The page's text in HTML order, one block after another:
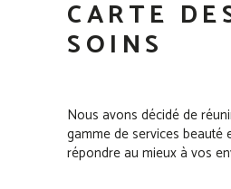
CARTE
SOINS
Nous avons décidé de
gamme de services beauté
répondre au mieux à vos